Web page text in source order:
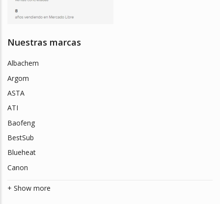
Nuestras marcas
Albachem
Argom
ASTA
ATI
Baofeng
BestSub
Blueheat
Canon
+ Show more